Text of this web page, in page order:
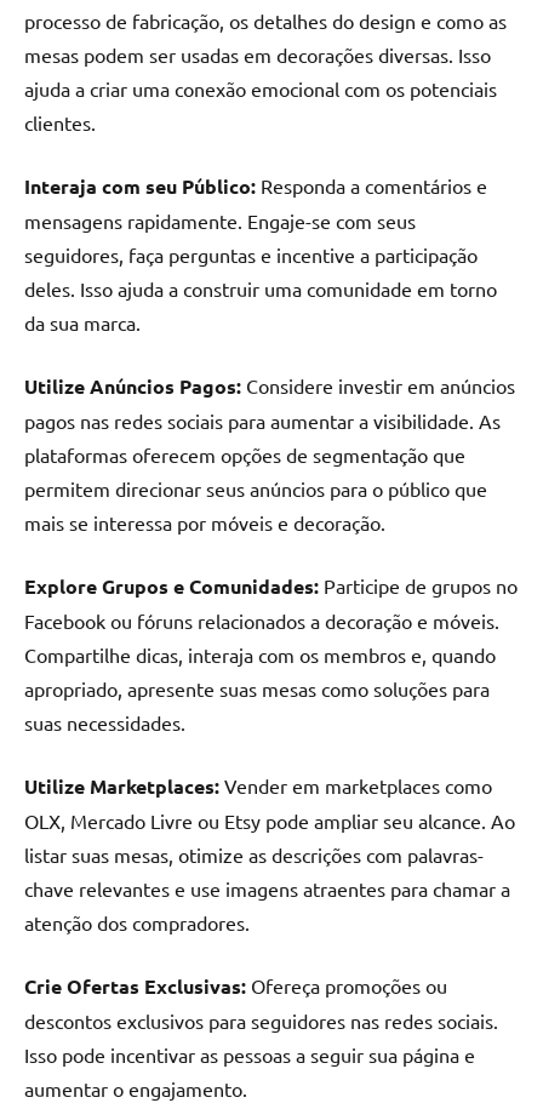
processo de fabricação, os detalhes do design e como as
mesas podem ser usadas em decorações diversas. Isso
ajuda a criar uma conexão emocional com os potenciais
clientes.
Interaja com seu Público: Responda a comentários e
mensagens rapidamente. Engaje-se com seus
seguidores, faça perguntas e incentive a participação
deles. Isso ajuda a construir uma comunidade em torno
da sua marca.
Utilize Anúncios Pagos: Considere investir em anúncios
pagos nas redes sociais para aumentar a visibilidade. As
plataformas oferecem opções de segmentação que
permitem direcionar seus anúncios para o público que
mais se interessa por móveis e decoração.
Explore Grupos e Comunidades: Participe de grupos no
Facebook ou fóruns relacionados a decoração e móveis.
Compartilhe dicas, interaja com os membros e, quando
apropriado, apresente suas mesas como soluções para
suas necessidades.
Utilize Marketplaces: Vender em marketplaces como
OLX, Mercado Livre ou Etsy pode ampliar seu alcance. Ao
listar suas mesas, otimize as descrições com palavras-
chave relevantes e use imagens atraentes para chamar a
atenção dos compradores.
Crie Ofertas Exclusivas: Ofereça promoções ou
descontos exclusivos para seguidores nas redes sociais.
Isso pode incentivar as pessoas a seguir sua página e
aumentar o engajamento.